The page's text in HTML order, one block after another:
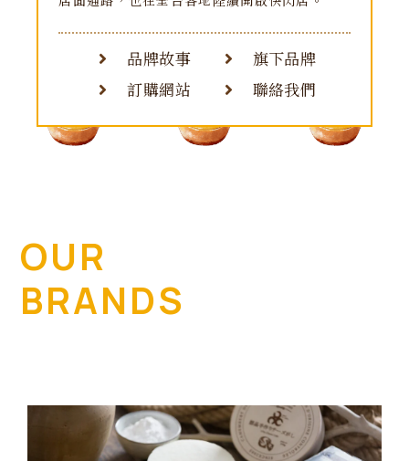
品牌故事
旗下品牌
訂購網站
聯絡我們
OUR
BRANDS